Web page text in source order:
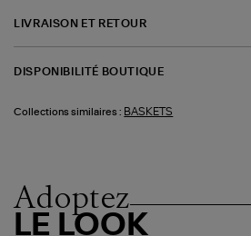
LIVRAISON ET RETOUR
DISPONIBILITÉ BOUTIQUE
Collections similaires : BASKETS
Adoptez
LE LOOK